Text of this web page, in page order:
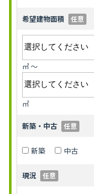
希望建物面積 任意
㎡ ～
㎡
新築・中古 任意
新築 中古
現況 任意